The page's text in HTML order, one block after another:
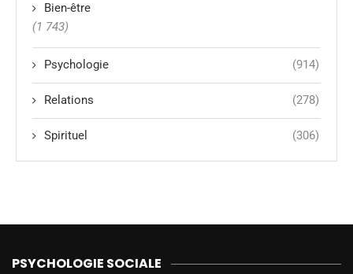
Bien-être
(1 743)
Psychologie (914)
Relations (278)
Spirituel (306)
PSYCHOLOGIE SOCIALE